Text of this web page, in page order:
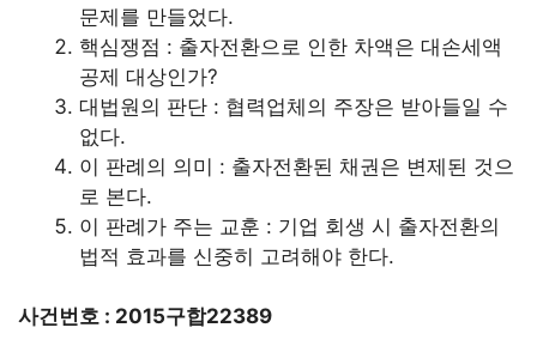
문제를 만들었다.
핵심쟁점 : 출자전환으로 인한 차액은 대손세액
공제 대상인가?
대법원의 판단 : 협력업체의 주장은 받아들일 수
없다.
이 판례의 의미 : 출자전환된 채권은 변제된 것으
로 본다.
이 판례가 주는 교훈 : 기업 회생 시 출자전환의
법적 효과를 신중히 고려해야 한다.
사건번호 : 2015구합22389